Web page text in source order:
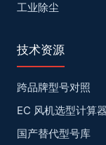
工业除尘
技术资源
跨品牌型号对照
EC 风机选型计算器
国产替代型号库